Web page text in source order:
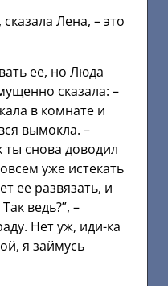
Лена, – это
ее, но Люда
сказала: –
в комнате и
вымокла. –
ты снова доводил
уже истекать
ее развязать, и
ведь?”, –
Нет уж, иди-ка
я займусь